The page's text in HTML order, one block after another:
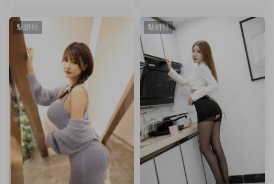
魅妍社 魅妍社